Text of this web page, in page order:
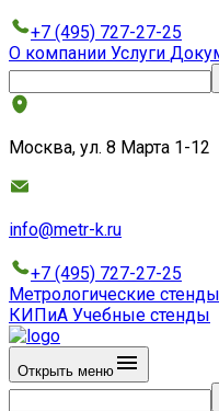
+7 (495) 727-27-25
О компании Услуги
Москва, ул. 8 Марта 1-12
info@metr-k.ru
+7 (495) 727-27-25
Метрологические стенды
КИПиА Учебные стенды
Открыть меню